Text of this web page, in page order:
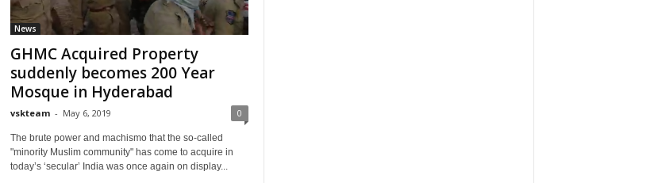
News
GHMC Acquired Property
suddenly becomes 200 Year
Mosque in Hyderabad
vskteam - May 6, 2019 0
The brute power and machismo that the so-called
"minority Muslim community" has come to acquire in
today’s ‘secular’ India was once again on display...